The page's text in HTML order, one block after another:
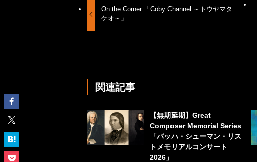
On the Corner 「Coby Channel ～トウヤマタ
ケオ～」
関連記事
【無期延期】Great
Composer Memorial Series
「バッハ・シューマン・リス
トメモリアルコンサート
2026」